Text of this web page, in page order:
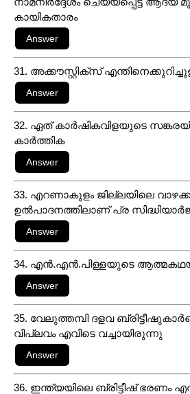
കായികതാരം
31. അക്കൗസ്റ്റിക്സ്
32. ഏത് കാർഷികവിളയുടെ
കാർത്തിക
33. എറണാകുളം ജില്ലയിലെ
ഉൽപാദനത്തിലാണ് പ്ര
34. എൻ.എൻ.പിള്ളയുടെ
35. വേലുത്തമ്പി ദളവ
വിപ്ലവം എവിടെ വച്ചായിരുന്നു
36. ഇന്ത്യയിലെ ബ്രിട്ടീഷ് ഭരണം